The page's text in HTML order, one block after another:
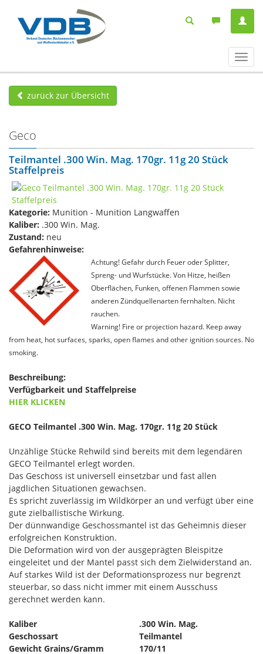
ein-/
zurück zur Übersicht
Geco
Teilmantel .300 Win. Mag. 170gr. 11g 20 Stück
Staffelpreis
Kategorie: Munition - Munition Langwaffen
Kaliber: .300 Win. Mag.
Zustand: neu
Gefahrenhinweise:
Achtung! Gefahr durch Feuer oder Splitter,
Spreng- und Wurfstücke. Von Hitze, heißen
Oberflächen, Funken, offenen Flammen sowie
anderen Zündquellenarten fernhalten. Nicht
rauchen.
Warning! Fire or projection hazard. Keep away
from heat, hot surfaces, sparks, open flames and other ignition sources. No
smoking.
Beschreibung:
Verfügbarkeit und Staffelpreise
HIER KLICKEN
GECO Teilmantel .300 Win. Mag. 170gr. 11g 20 Stück
Unzählige Stücke Rehwild sind bereits mit dem legendären
GECO Teilmantel erlegt worden.
Das Geschoss ist universell einsetzbar und fast allen
jagdlichen Situationen gewachsen.
Es spricht zuverlässig im Wildkörper an und verfügt über eine
gute zielballistische Wirkung.
Der dünnwandige Geschossmantel ist das Geheimnis dieser
erfolgreichen Konstruktion.
Die Deformation wird von der ausgeprägten Bleispitze
eingeleitet und der Mantel passt sich dem Zielwiderstand an.
Auf starkes Wild ist der Deformationsprozess nur begrenzt
steuerbar, so dass nicht immer mit einem Ausschuss
gerechnet werden kann.
Kaliber
.300 Win. Mag.
Geschossart
Teilmantel
Gewicht Grains/Gramm
170/11